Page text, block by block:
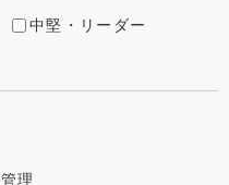
中堅・リーダー
管理